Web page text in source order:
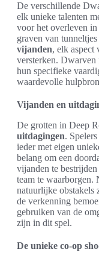
De verschillende
elk unieke talenten
voor het overleven
graven van
vijanden, elk aspect
versterken. Dwarven
hun specifieke
waardevolle
Vijanden en
De grotten in Deep
uitdagingen.
ieder met eigen
belang om een
vijanden te
team te waarborgen.
natuurlijke obstakels
de verkenning
gebruiken van de
zijn in dit spel.
De unieke co-op